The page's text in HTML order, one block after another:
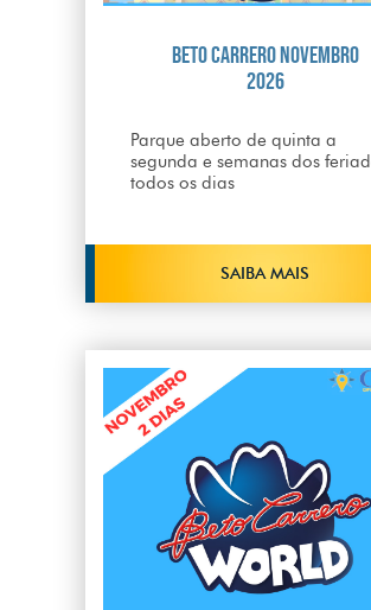
Beto Carrero Novembro
2026
Parque aberto de quinta a
segunda e semanas dos
todos os dias
SAIBA MAIS